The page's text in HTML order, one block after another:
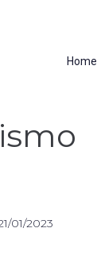
Home
01/2023